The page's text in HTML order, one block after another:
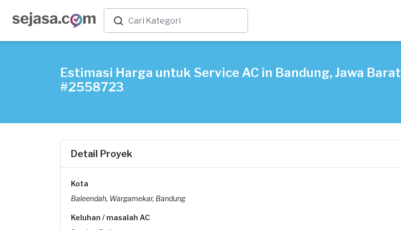
Estimasi Harga untuk Service AC in Bandung, Jawa Barat
#2558723
Detail Proyek
Kota
Baleendah, Wargamekar, Bandung
Keluhan / masalah AC